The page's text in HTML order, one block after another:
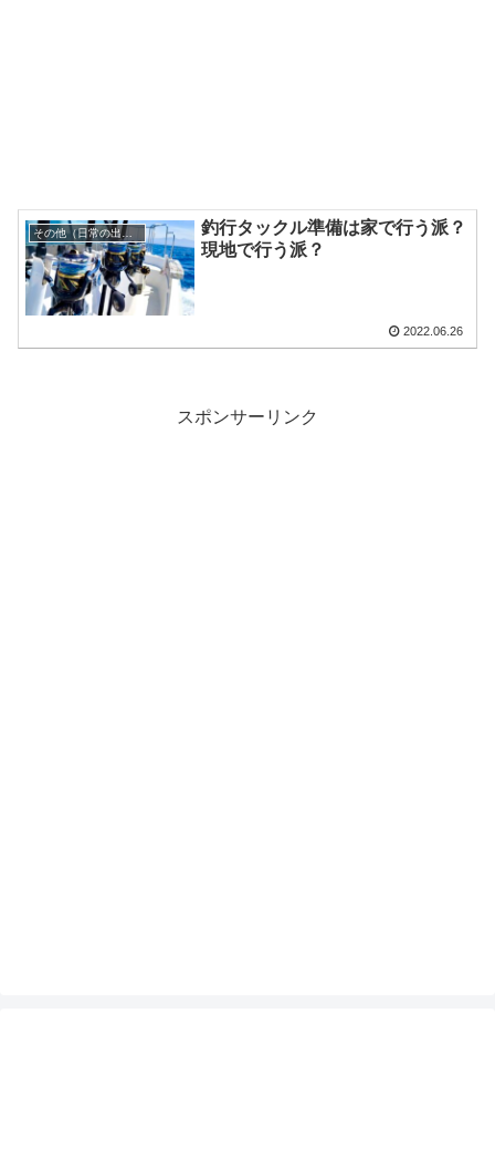
その他（日常の出来事）
釣行タックル準備は家で行う派？
現地で行う派？
2022.06.26
スポンサーリンク